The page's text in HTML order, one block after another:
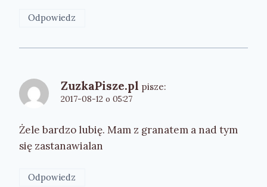
Odpowiedz
ZuzkaPisze.pl pisze:
2017-08-12 o 05:27
Żele bardzo lubię. Mam z granatem a nad tym
się zastanawialan
Odpowiedz